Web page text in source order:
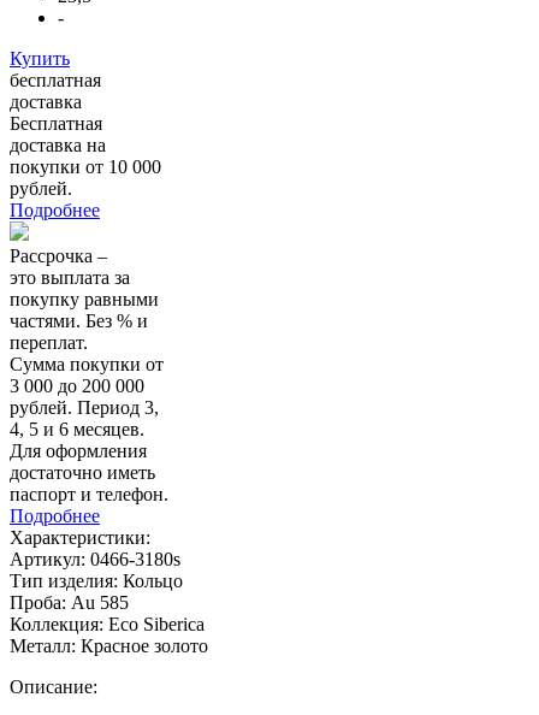
-
Купить
бесплатная
доставка
Бесплатная
доставка на
покупки от 10 000
рублей.
Подробнее
Рассрочка –
это выплата за
покупку равными
частями. Без % и
переплат.
Сумма покупки от
3 000 до 200 000
рублей. Период 3,
4, 5 и 6 месяцев.
Для оформления
достаточно иметь
паспорт и телефон.
Подробнее
Характеристики:
Артикул: 0466-3180s
Тип изделия: Кольцо
Проба: Au 585
Коллекция: Eco Siberica
Металл: Красное золото
Описание: